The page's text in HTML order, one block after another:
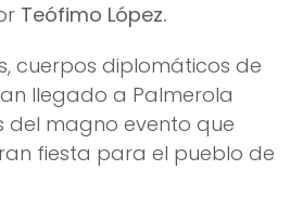
Teófimo López.
cuerpos diplomáticos de
llegado a Palmerola
magno evento que
fiesta para el pueblo de